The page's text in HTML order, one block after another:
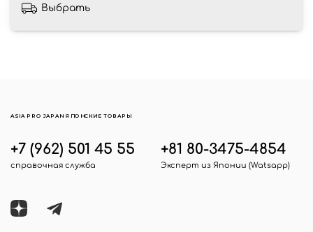
Выбрать
+7 (962) 501 45 55
справочная служба
+81 80-3475-4854
Эксперт из Японии (Watsapp)
ASIA PRO JAPAN ЯПОНСКИЕ ТОВАРЫ